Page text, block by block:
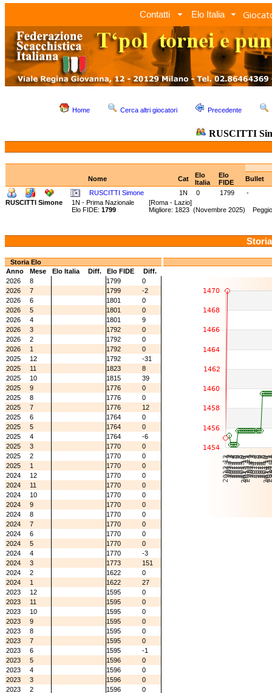
Contatti Elo Italia
Home Cerca altri giocatori Precedente
RUSCITTI
Nome
Cat
Elo
Italia
Elo
FIDE
Bullet
RUSCITTI Simone
1N 0 1799
-
RUSCITTI Simone
1N - Prima Nazionale [Roma - Lazio]
Elo FIDE: 1799 Migliore: 1823 (Novembre 2025)
Storia Elo
Anno
Mese Elo Italia Diff. Elo FIDE
Diff.
2026
8 1799
0
2026
7 1799
-2
2026
6 1801
0
2026
5 1801
0
2026
4 1801
9
2026
3 1792
0
2026
2 1792
0
2026
1 1792
0
2025
12 1792
-31
2025
11 1823
8
2025
10 1815
39
2025
9 1776
0
2025
8 1776
0
2025
7 1776
12
2025
6 1764
0
2025
5 1764
0
2025
4 1764
-6
2025
3 1770
0
2025
2 1770
0
2025
1 1770
0
2024
12 1770
0
2024
11 1770
0
2024
10 1770
0
2024
9 1770
0
2024
8 1770
0
2024
7 1770
0
2024
6 1770
0
2024
5 1770
0
2024
4 1770
-3
2024
3 1773
151
2024
2 1622
0
2024
1 1622
27
2023
12 1595
0
2023
11 1595
0
2023
10 1595
0
2023
9 1595
0
2023
8 1595
0
2023
7 1595
0
2023
6 1595
-1
2023
5 1596
0
2023
4 1596
0
2023
3 1596
0
2023
2 1596
0